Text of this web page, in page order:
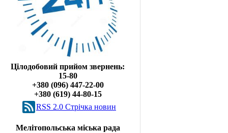
Цілодобовий прийом звернень:
15-80
+380 (096) 447-22-00
+380 (619) 44-80-15
RSS 2.0 Cтрічка новин
Мелітопольська міська рада